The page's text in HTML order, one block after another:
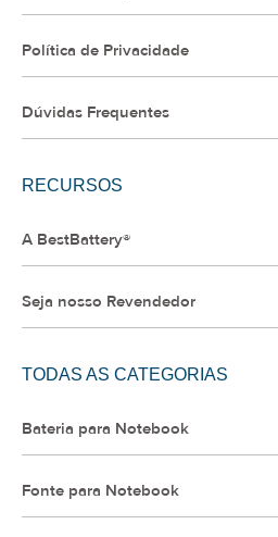
Política de Privacidade
Dúvidas Frequentes
RECURSOS
A BestBattery®
Seja nosso Revendedor
TODAS AS CATEGORIAS
Bateria para Notebook
Fonte para Notebook